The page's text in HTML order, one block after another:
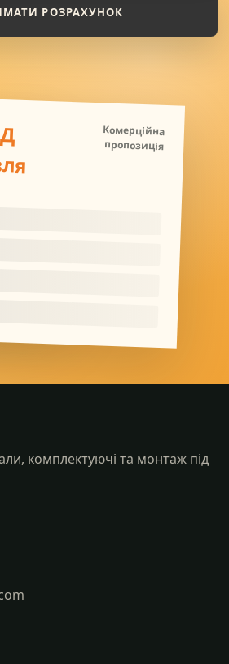
РОЗРАХУНОК
Комерційна
пропозиція
комплектуючі та монтаж під